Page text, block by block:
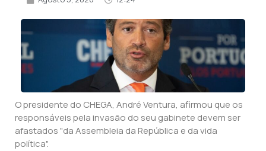
O presidente do CHEGA, André Ventura, afirmou que os
responsáveis pela invasão do seu gabinete devem ser
afastados "da Assembleia da República e da vida
política".